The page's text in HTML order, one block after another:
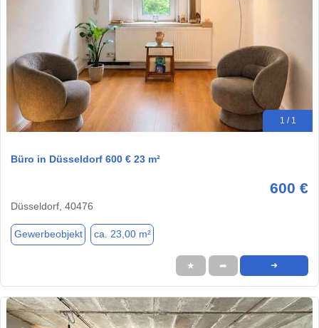
1 / 1
Büro in Düsseldorf 600 € 23 m²
600 €
Düsseldorf, 40476
Gewerbeobjekt ca. 23,00 m²
★ ➦ ➜